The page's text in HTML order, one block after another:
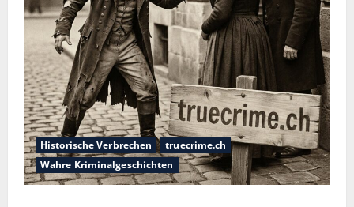
Historische Verbrechen
truecrime.ch
Wahre Kriminalgeschichten